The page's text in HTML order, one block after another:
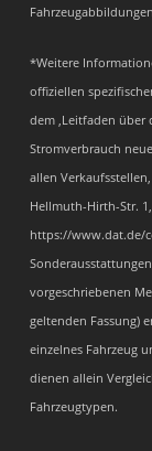
*Weitere
offiziellen
dem ‚Leitfaden über
Stromverbrauch
allen
Hellmuth-Hirth-Str.
https://www.dat.de/
vorgeschriebenen
geltenden Fassung)
einzelnes Fahrzeug
dienen allein
Fahrzeugtypen.